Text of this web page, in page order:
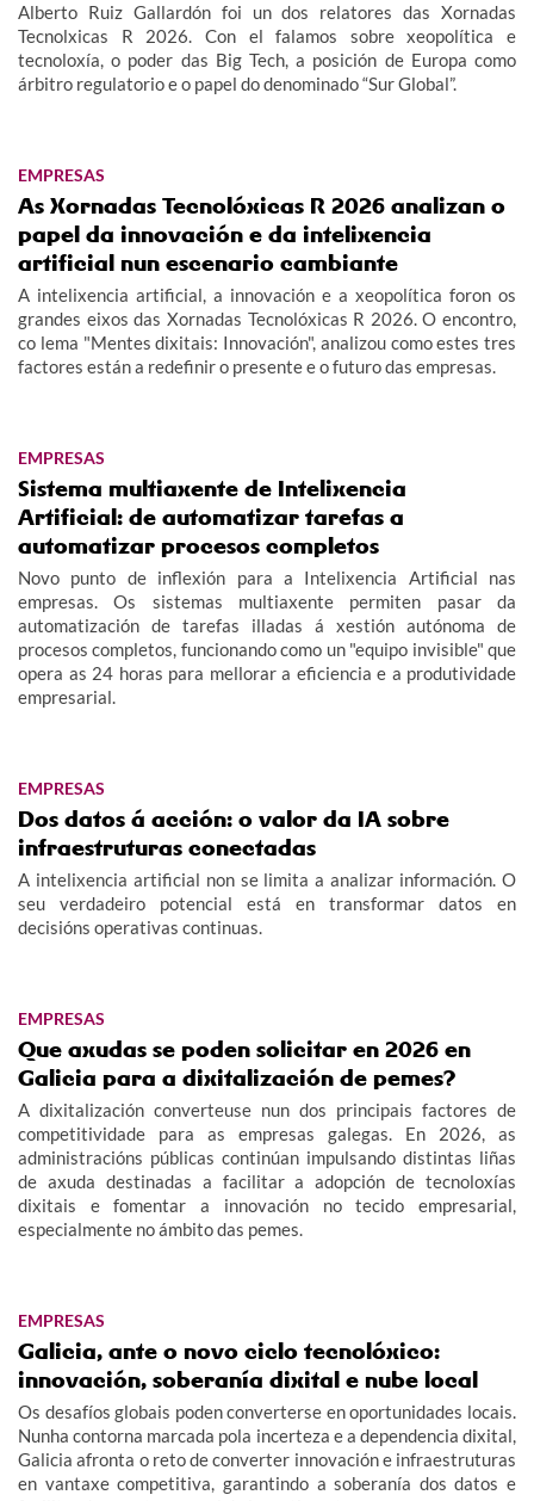
Alberto Ruiz Gallardón foi un dos relatores das Xornadas
Tecnolxicas R 2026. Con el falamos sobre xeopolítica e
tecnoloxía, o poder das Big Tech, a posición de Europa como
árbitro regulatorio e o papel do denominado “Sur Global”.
EMPRESAS
As Xornadas Tecnolóxicas R 2026 analizan o
papel da innovación e da intelixencia
artificial nun escenario cambiante
A intelixencia artificial, a innovación e a xeopolítica foron os
grandes eixos das Xornadas Tecnolóxicas R 2026. O encontro,
co lema "Mentes dixitais: Innovación", analizou como estes tres
factores están a redefinir o presente e o futuro das empresas.
EMPRESAS
Sistema multiaxente de Intelixencia
Artificial: de automatizar tarefas a
automatizar procesos completos
Novo punto de inflexión para a Intelixencia Artificial nas
empresas. Os sistemas multiaxente permiten pasar da
automatización de tarefas illadas á xestión autónoma de
procesos completos, funcionando como un "equipo invisible" que
opera as 24 horas para mellorar a eficiencia e a produtividade
empresarial.
EMPRESAS
Dos datos á acción: o valor da IA sobre
infraestruturas conectadas
A intelixencia artificial non se limita a analizar información. O
seu verdadeiro potencial está en transformar datos en
decisións operativas continuas.
EMPRESAS
Que axudas se poden solicitar en 2026 en
Galicia para a dixitalización de pemes?
A dixitalización converteuse nun dos principais factores de
competitividade para as empresas galegas. En 2026, as
administracións públicas continúan impulsando distintas liñas
de axuda destinadas a facilitar a adopción de tecnoloxías
dixitais e fomentar a innovación no tecido empresarial,
especialmente no ámbito das pemes.
EMPRESAS
Galicia, ante o novo ciclo tecnolóxico:
innovación, soberanía dixital e nube local
Os desafíos globais poden converterse en oportunidades locais.
Nunha contorna marcada pola incerteza e a dependencia dixital,
Galicia afronta o reto de converter innovación e infraestruturas
en vantaxe competitiva, garantindo a soberanía dos datos e